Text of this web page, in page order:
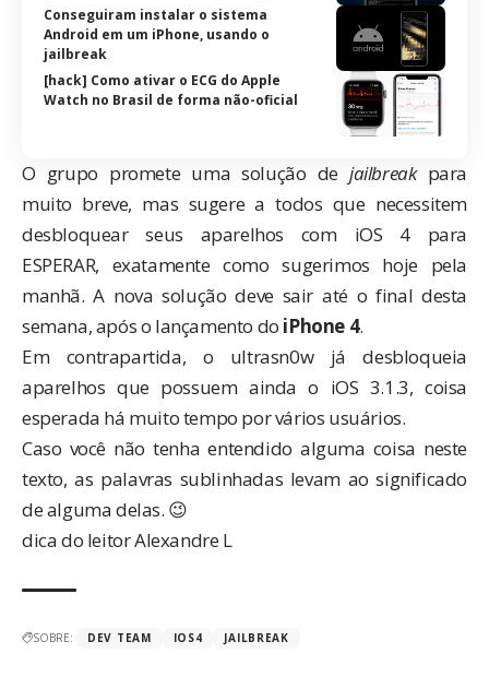
Conseguiram instalar o sistema
Android em um iPhone, usando o
jailbreak
[hack] Como ativar o ECG do Apple
Watch no Brasil de forma não-oficial
O grupo promete uma solução dejailbreakpara
muito breve, mas sugere a todos que necessitem
desbloquear seus aparelhos com iOS 4 para
ESPERAR, exatamente como sugerimos hoje pela
manhã. A nova solução deve sair até o final desta
semana, após o lançamento do iPhone 4.
Em contrapartida, o ultrasn0w já desbloqueia
aparelhos que possuem ainda o iOS 3.1.3, coisa
esperada há muito tempo por vários usuários.
Caso você não tenha entendido alguma coisa neste
texto, as palavras sublinhadas levam ao significado
de alguma delas. 😉
dica do leitorAlexandre L
SOBRE: DEV TEAM IOS4 JAILBREAK